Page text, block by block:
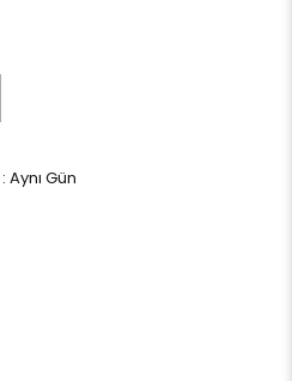
: Aynı Gün